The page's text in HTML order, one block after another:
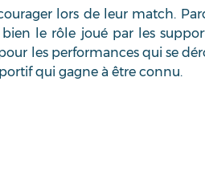
lors de leur match.
le rôle joué par les
les performances qui se
qui gagne à être connu.